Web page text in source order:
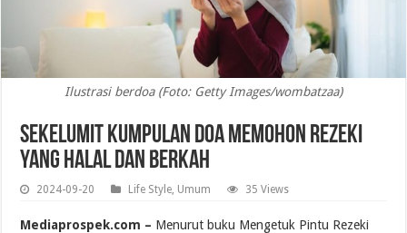
Ilustrasi berdoa (Foto: Getty Images/wombatzaa)
Sekelumit Kumpulan Doa Memohon Rezeki
yang Halal dan Berkah
2024-09-20 Life Style Umum 35 Views
Mediaprospek.com – Menurut buku Mengetuk Pintu Rezeki